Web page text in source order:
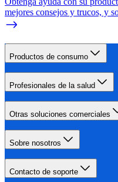
mejores consejos y trucos, y
Productos de consumo
Profesionales de la salud
Otras soluciones comerciales
Sobre nosotros
Contacto de soporte